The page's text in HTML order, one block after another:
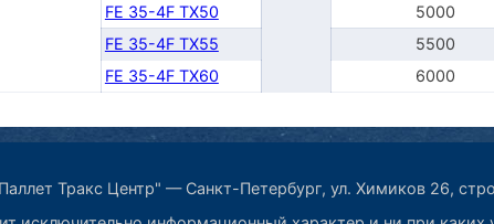
FE 35-4F TX50
5000
FE 35-4F TX55
5500
FE 35-4F TX60
6000
Тракс Центр" — Санкт-Петербург, ул. Химиков 26,